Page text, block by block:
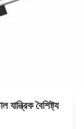
বৈশিষ্ট্য